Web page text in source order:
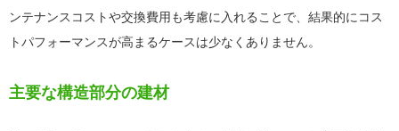
ンテナンスコストや交換費用も考慮に入れることで、結果的にコス
トパフォーマンスが高まるケースは少なくありません。
主要な構造部分の建材